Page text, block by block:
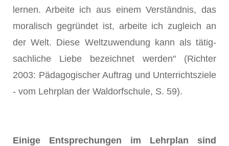
lernen. Arbeite ich aus einem Verständnis, das
moralisch gegründet ist, arbeite ich zugleich an
der Welt. Diese Weltzuwendung kann als tätig-
sachliche Liebe bezeichnet werden" (Richter
2003: Pädagogischer Auftrag und Unterrichtsziele
- vom Lehrplan der Waldorfschule, S. 59).
Einige Entsprechungen im Lehrplan sind